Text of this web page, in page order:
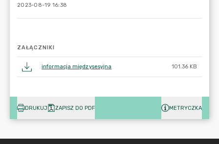
2023-08-19 16:38
ZAŁĄCZNIKI
informacja międzysesyjna 101.36 KB
DRUKUJ ZAPISZ DO PDF METRYCZKA